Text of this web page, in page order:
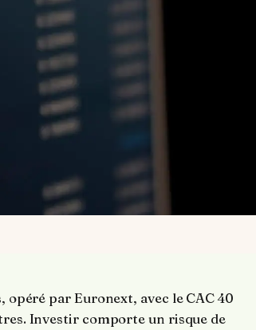
par Euronext, avec le CAC 40
Investir comporte un risque de